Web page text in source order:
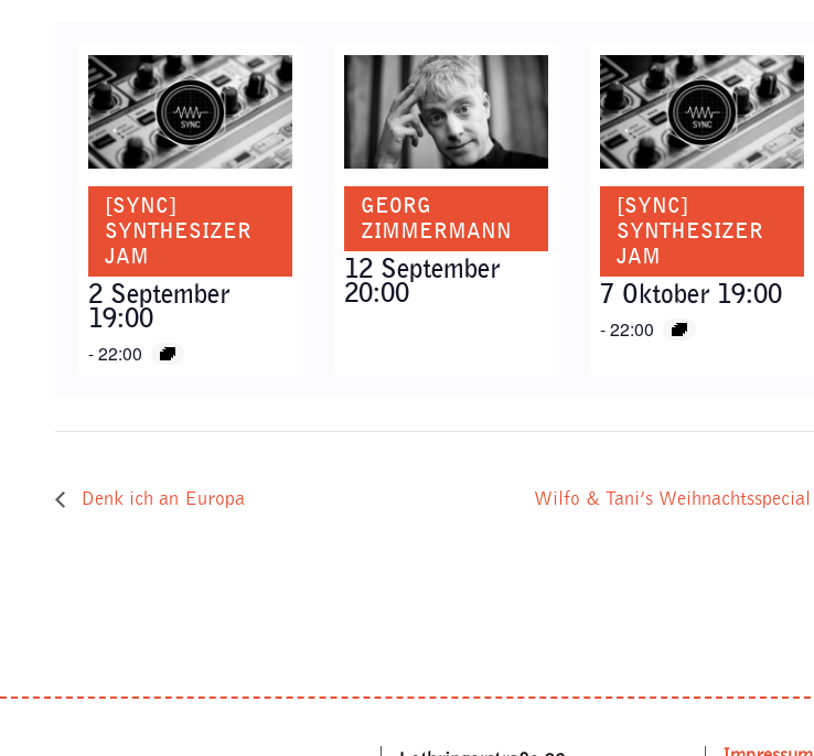
[SYNC]
SYNTHESIZER
JAM
2 September
19:00
-22:00
GEORG
ZIMMERMANN
12 September
20:00
[SYNC]
SYNTHESIZER
JAM
7 Oktober 19:00
-22:00
Denk ich an Europa Wilfo & Tani’s Weihnachtsspecial